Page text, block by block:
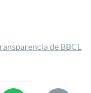
de BBCL